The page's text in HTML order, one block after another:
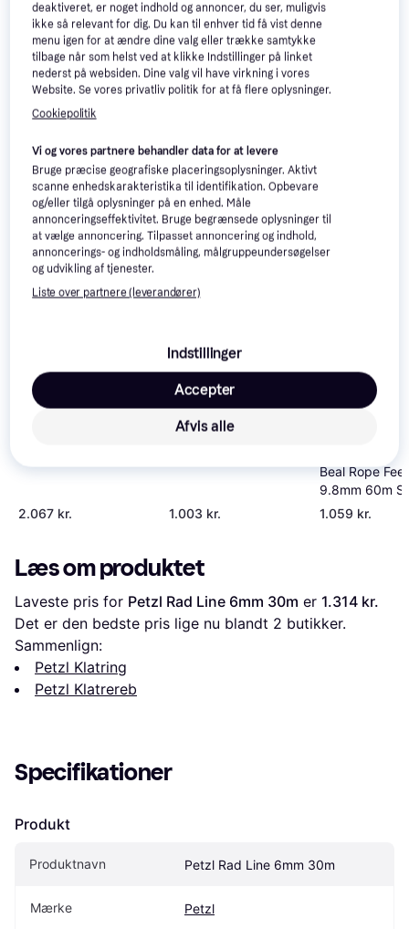
Se vores forslag til andre produkter, der matcher dine
interesser. Vis alle
2.067 kr.
60m
1.003 kr.
Beal Rope
9.8mm 60m
Orange
1.059 kr.
Læs om produktet
Laveste pris for Petzl Rad Line 6mm 30m er 1.314 kr.
Det er den bedste pris lige nu blandt 2 butikker.
Sammenlign:
Petzl Klatring
Petzl Klatrereb
Specifikationer
Produkt
Produktnavn Petzl Rad Line 6mm 30m
Mærke Petzl
deaktiveret, er noget indhold og annoncer, du ser, muligvis
ikke så relevant for dig. Du kan til enhver tid få vist denne
menu igen for at ændre dine valg eller trække samtykke
tilbage når som helst ved at klikke Indstillinger på linket
nederst på websiden. Dine valg vil have virkning i vores
Website. Se vores privatliv politik for at få flere oplysninger.
Cookiepolitik
Vi og vores partnere behandler data for at levere
Bruge præcise geografiske placeringsoplysninger. Aktivt
scanne enhedskarakteristika til identifikation. Opbevare
og/eller tilgå oplysninger på en enhed. Måle
annonceringseffektivitet. Bruge begrænsede oplysninger til
at vælge annoncering. Tilpasset annoncering og indhold,
annoncerings- og indholdsmåling, målgruppeundersøgelser
og udvikling af tjenester.
Liste over partnere (leverandører)
Indstillinger
Afvis alle
Accepter